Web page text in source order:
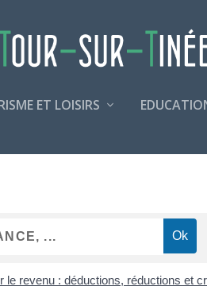
ET LOISIRS
le revenu : déductions, réductions et